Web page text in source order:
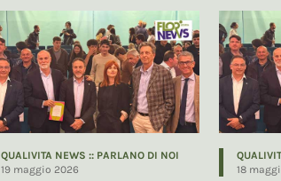
QUALIVITA NEWS :: PARLANO DI NOI
19 maggio 2026
18